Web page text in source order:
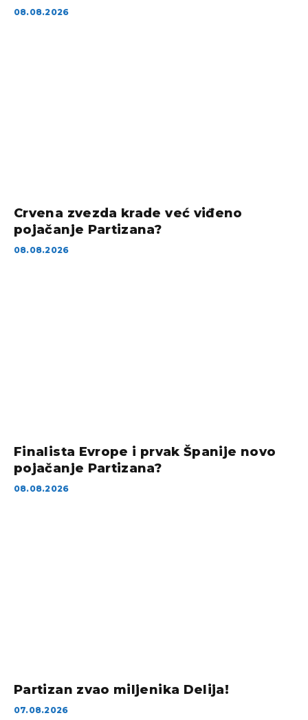
08.08.2026
Crvena zvezda krade već viđeno
pojačanje Partizana?
08.08.2026
Finalista Evrope i prvak Španije novo
pojačanje Partizana?
08.08.2026
Partizan zvao miljenika Delija!
07.08.2026